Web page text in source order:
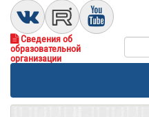
Сведения об
образовательной
организации